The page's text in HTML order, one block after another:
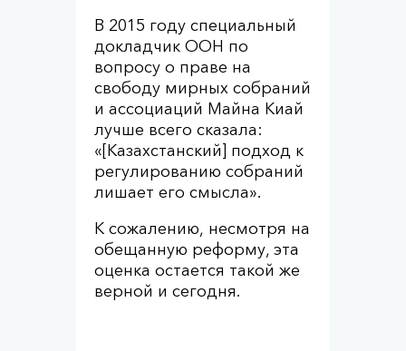
В 2015 году специальный
докладчик ООН по
вопросу о праве на
свободу мирных собраний
и ассоциаций Майна Киай
лучше всего сказала:
«[Казахстанский] подход к
регулированию собраний
лишает его смысла».
К сожалению, несмотря на
обещанную реформу, эта
оценка остается такой же
верной и сегодня.